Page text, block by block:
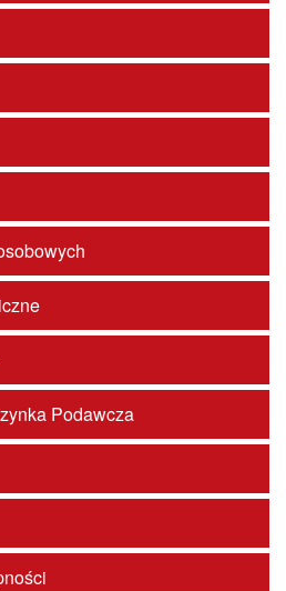
Podawcza